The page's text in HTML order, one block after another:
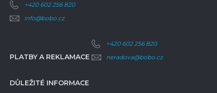
+420 602 256 820
info@bobo.cz
PLATBY A REKLAMACE
+420 602 256 820
neradova@bobo.cz
DŮLEŽITÉ INFORMACE